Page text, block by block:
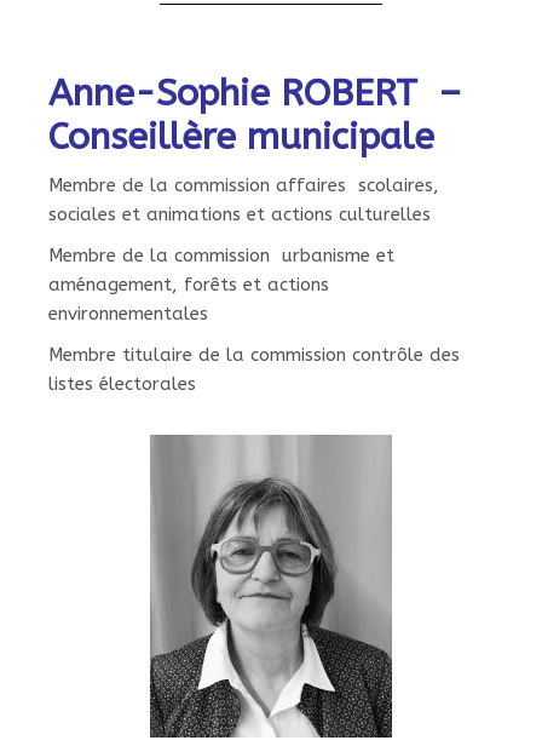
Anne-Sophie ROBERT –
Conseillère municipale
Membre de la commission affaires scolaires,
sociales et animations et actions culturelles
Membre de la commission urbanisme et
aménagement, forêts et actions
environnementales
Membre titulaire de la commission contrôle des
listes électorales